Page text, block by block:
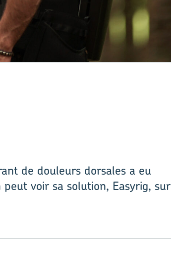
de douleurs dorsales a eu
peut voir sa solution, Easyrig, sur